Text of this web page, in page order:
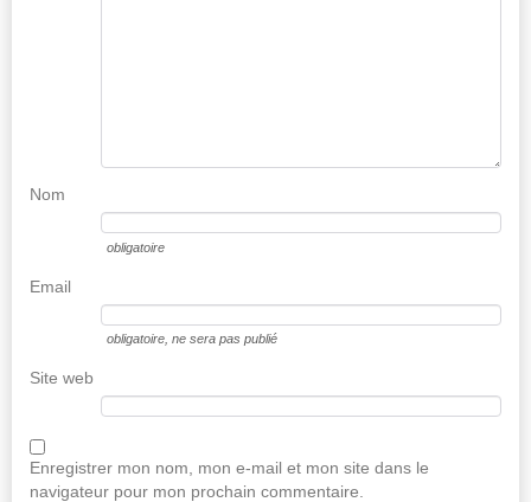
Nom
obligatoire
Email
obligatoire , ne sera pas publié
Site web
Enregistrer mon nom, mon e-mail et mon site dans le
navigateur pour mon prochain commentaire.